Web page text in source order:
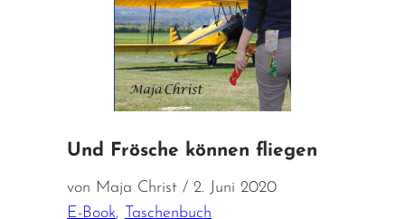
Und Frösche können fliegen
von Maja Christ / 2. Juni 2020
E-Book,
Taschenbuch